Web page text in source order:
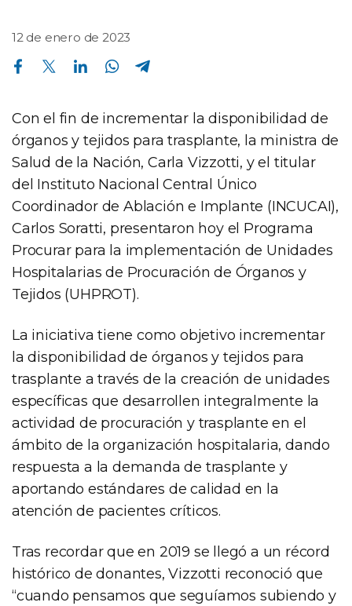
12 de enero de 2023
Compartir en Facebook Compartir en Twitter Compartir en Linkedin Compartir en Whatsapp
Con el fin de incrementar la disponibilidad de
órganos y tejidos para trasplante, la ministra de
Salud de la Nación, Carla Vizzotti, y el titular
del Instituto Nacional Central Único
Coordinador de Ablación e Implante (INCUCAI),
Carlos Soratti, presentaron hoy el Programa
Procurar para la implementación de Unidades
Hospitalarias de Procuración de Órganos y
Tejidos (UHPROT).
La iniciativa tiene como objetivo incrementar
la disponibilidad de órganos y tejidos para
trasplante a través de la creación de unidades
específicas que desarrollen integralmente la
actividad de procuración y trasplante en el
ámbito de la organización hospitalaria, dando
respuesta a la demanda de trasplante y
aportando estándares de calidad en la
atención de pacientes críticos.
Tras recordar que en 2019 se llegó a un récord
histórico de donantes, Vizzotti reconoció que
“cuando pensamos que seguíamos subiendo y